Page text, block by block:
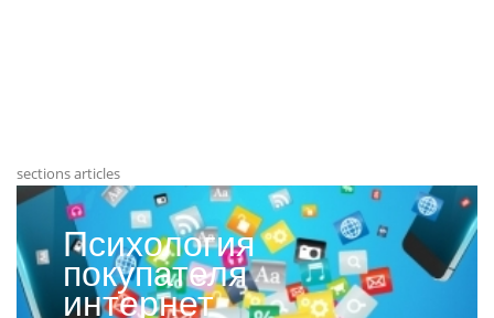
sections articles
Психология
покупателя
интернет